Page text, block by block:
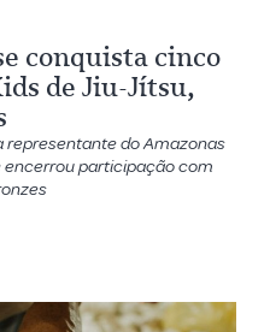
conquista cinco
de Jiu-Jítsu,
representante do Amazonas
participação com